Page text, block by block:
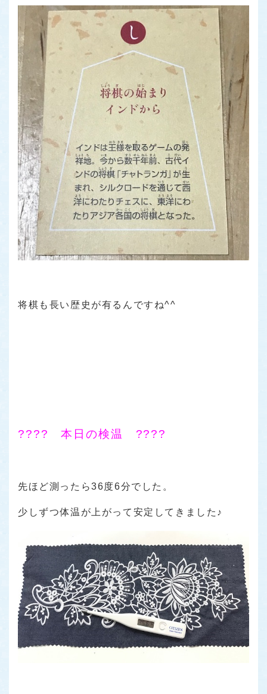
将棋も長い歴史が有るんですね^^
???? 本日の検温 ????
先ほど測ったら36度6分でした。
少しずつ体温が上がって安定してきました♪